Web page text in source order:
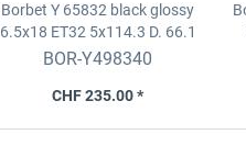
Borbet Y 65832 black glossy
6.5x18 ET32 5x114.3 D. 66.1
BOR-Y498340
CHF 235.00 *